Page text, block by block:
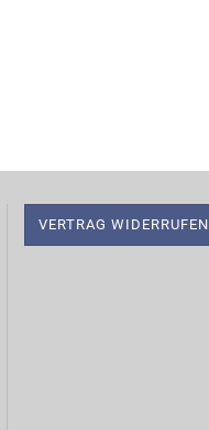
VERTRAG WIDERRUFEN